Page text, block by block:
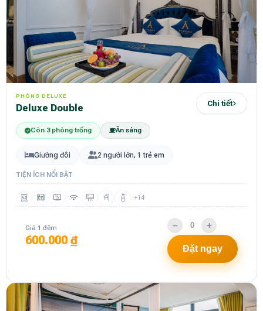
PHÒNG DELUXE
Deluxe Double Chi tiết
Còn 3 phòng trống Ăn sáng
Giường đôi 2 người lớn, 1 trẻ em
TIỆN ÍCH NỔI BẬT
+14
Giá 1 đêm
600.000 ₫
Đặt ngay